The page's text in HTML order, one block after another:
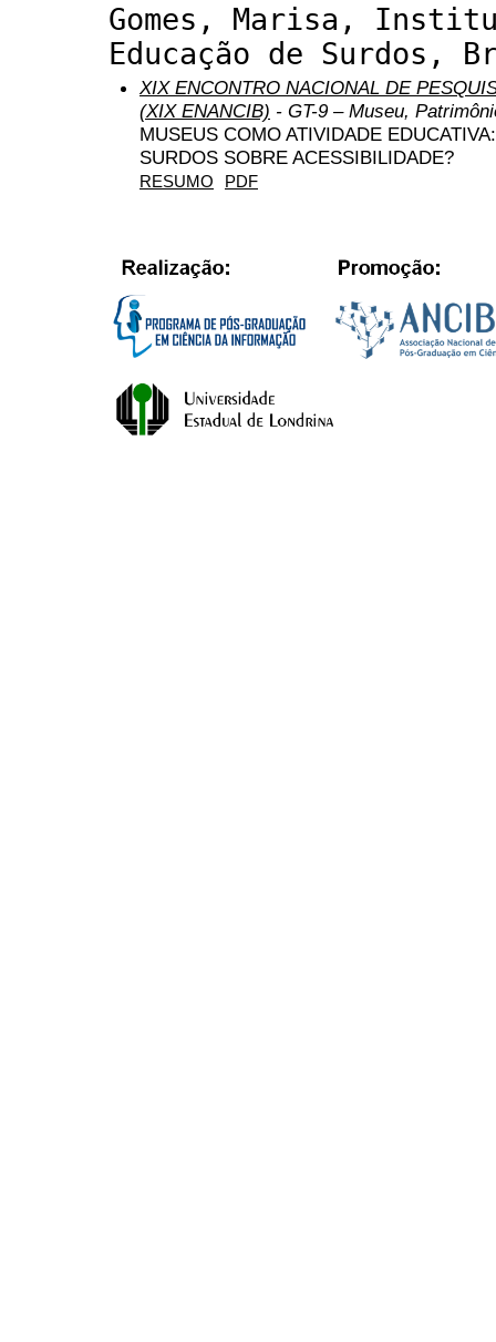
Gomes, Marisa,
Educação de Surdos,
XIX ENCONTRO NACIONAL DE
(XIX ENANCIB) - GT-9 – Museu,
MUSEUS COMO ATIVIDADE
SURDOS SOBRE ACESSIBILIDADE?
RESUMO PDF